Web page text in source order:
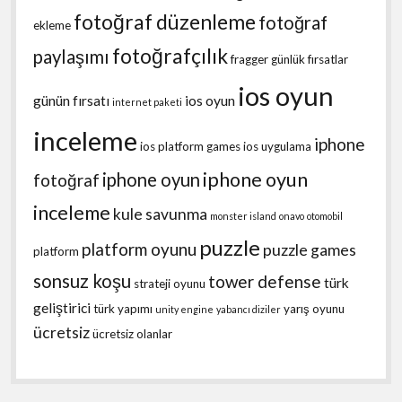
ekleme fotoğraf düzenleme fotoğraf
paylaşımı fotoğrafçılıkfraggergünlük fırsatlar
günün fırsatı internet paketi ios oyun ios oyun
inceleme ios platform gamesios uygulama iphone
fotoğraf iphone oyun iphone oyun
inceleme kule savunma monster island onavo otomobil
platform platform oyunu puzzle puzzle games
sonsuz koşu strateji oyunu tower defense türk
geliştiricitürk yapımı unity engine yabancı diziler yarış oyunu
ücretsizücretsiz olanlar